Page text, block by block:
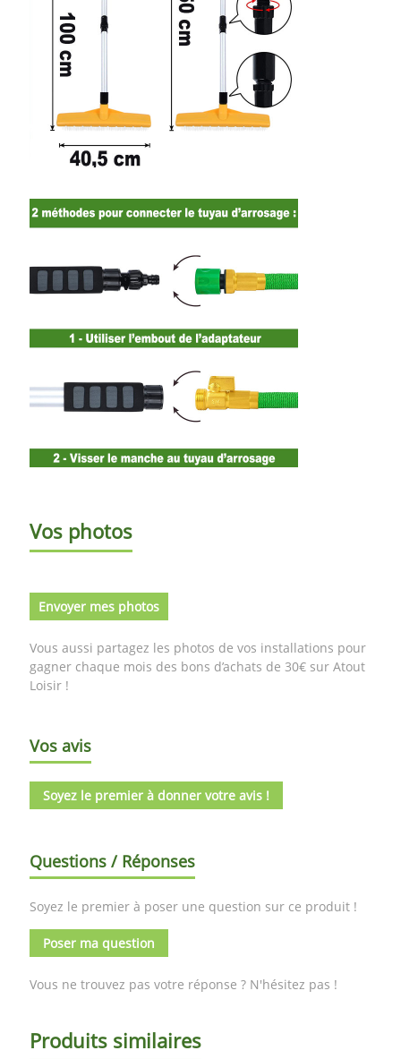
Vos photos
Envoyer mes photos
Vous aussi partagez les photos de vos installations pour
gagner chaque mois des bons d’achats de 30€ sur Atout
Loisir !
Vos avis
Soyez le premier à donner votre avis !
Questions / Réponses
Soyez le premier à poser une question sur ce produit !
Poser ma question
Vous ne trouvez pas votre réponse ? N'hésitez pas !
Produits similaires